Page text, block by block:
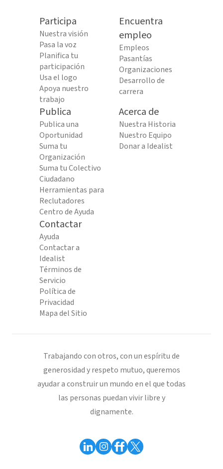
Participa
Nuestra visión
Pasa la voz
Planifica tu
participación
Usa el logo
Apoya nuestro
trabajo
Encuentra
empleo
Empleos
Pasantías
Organizaciones
Desarrollo de
carrera
Publica
Publica una
Oportunidad
Suma tu
Organización
Suma tu Colectivo
Ciudadano
Herramientas para
Reclutadores
Centro de Ayuda
Acerca de
Nuestra Historia
Nuestro Equipo
Donar a Idealist
Contactar
Ayuda
Contactar a
Idealist
Términos de
Servicio
Política de
Privacidad
Mapa del Sitio
Trabajando con otros, con un espíritu de
generosidad y respeto mutuo, queremos
ayudar a construir un mundo en el que todas
las personas puedan vivir libre y
dignamente.